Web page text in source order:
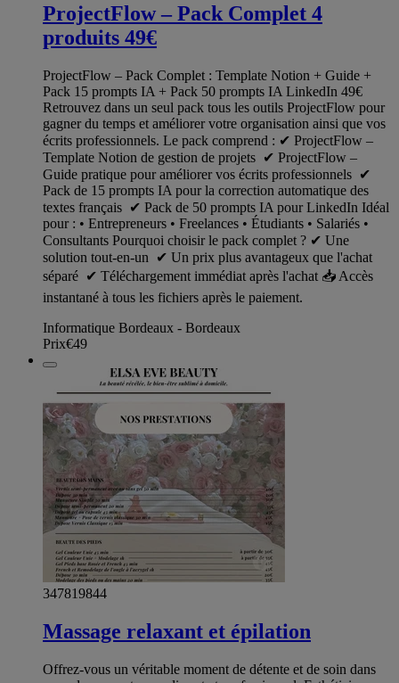
ProjectFlow – Pack Complet 4
produits 49€
ProjectFlow – Pack Complet : Template Notion + Guide +
Pack 15 prompts IA + Pack 50 prompts IA LinkedIn 49€
Retrouvez dans un seul pack tous les outils ProjectFlow pour
gagner du temps et améliorer votre organisation ainsi que vos
écrits professionnels. Le pack comprend : ✔ ProjectFlow –
Template Notion de gestion de projets ✔ ProjectFlow –
Guide pratique pour améliorer vos écrits professionnels ✔
Pack de 15 prompts IA pour la correction automatique des
textes français ✔ Pack de 50 prompts IA pour LinkedIn Idéal
pour : • Entrepreneurs • Freelances • Étudiants • Salariés •
Consultants Pourquoi choisir le pack complet ? ✔ Une
solution tout-en-un ✔ Un prix plus avantageux que l'achat
séparé ✔ Téléchargement immédiat après l'achat 📥 Accès
instantané à tous les fichiers après le paiement.
Informatique Bordeaux - Bordeaux
Prix€49
347819844
Massage relaxant et épilation
Offrez-vous un véritable moment de détente et de soin dans